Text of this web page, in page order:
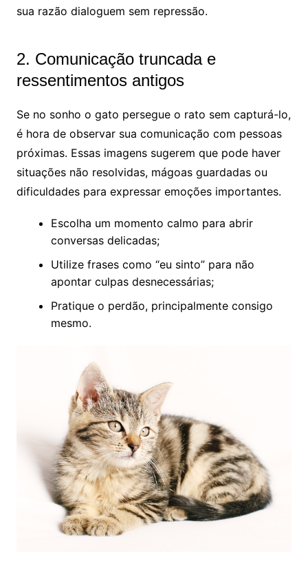
sua razão dialoguem sem repressão.
2. Comunicação truncada e
ressentimentos antigos
Se no sonho o gato persegue o rato sem capturá-lo,
é hora de observar sua comunicação com pessoas
próximas. Essas imagens sugerem que pode haver
situações não resolvidas, mágoas guardadas ou
dificuldades para expressar emoções importantes.
Escolha um momento calmo para abrir
conversas delicadas;
Utilize frases como “eu sinto” para não
apontar culpas desnecessárias;
Pratique o perdão, principalmente consigo
mesmo.